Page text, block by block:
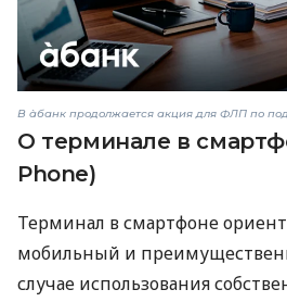
В àбанк продолжается акция для ФЛП по
О терминале в
Phone)
Терминал в смартфоне
мобильный и
случае использования